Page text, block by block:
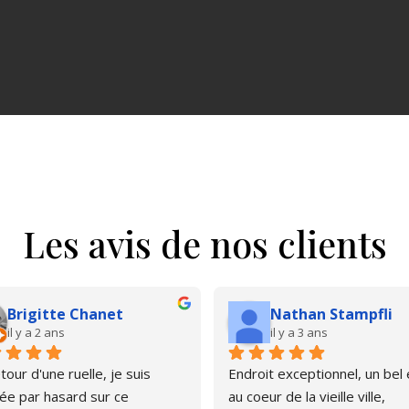
Les avis de nos clients
Brigitte Chanet
il y a 2 ans
d'une ruelle, je suis
par hasard sur ce
Nathan Stampfli
il y a 3 ans
Endroit exceptionnel, un bel
au coeur de la vieille ville,